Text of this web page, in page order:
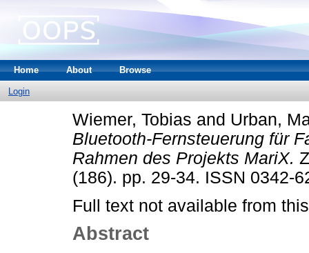
Home About Browse
Login
Wiemer, Tobias and Urban,
Bluetooth-Fernsteuerung für
Rahmen des Projekts MariX.
(186). pp. 29-34. ISSN 0342-
Full text not available from
Abstract